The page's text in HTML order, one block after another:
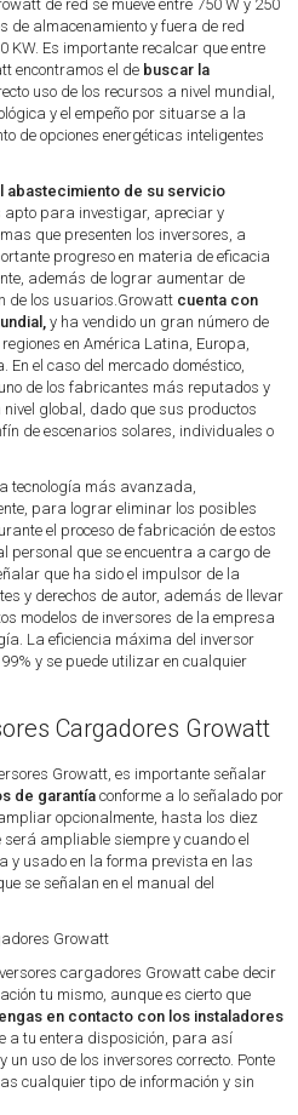
de red se mueve entre 750 W y 250
de almacenamiento y fuera de red
KW. Es importante recalcar que entre
encontramos el de buscar la
uso de los recursos a nivel mundial,
y el empeño por situarse a la
de opciones energéticas inteligentes
abastecimiento de su servicio
apto para investigar, apreciar y
que presenten los inversores, a
progreso en materia de eficacia
además de lograr aumentar de
de los usuarios.Growatt cuenta con
y ha vendido un gran número de
en América Latina, Europa,
el caso del mercado doméstico,
de los fabricantes más reputados y
global, dado que sus productos
de escenarios solares, individuales o
tecnología más avanzada,
para lograr eliminar los posibles
el proceso de fabricación de estos
personal que se encuentra a cargo de
que ha sido el impulsor de la
y derechos de autor, además de llevar
modelos de inversores de la empresa
La eficiencia máxima del inversor
y se puede utilizar en cualquier
Cargadores Growatt
Growatt, es importante señalar
de garantía conforme a lo señalado por
opcionalmente, hasta los diez
ampliable siempre y cuando el
y usado en la forma prevista en las
se señalan en el manual del
Growatt
cargadores Growatt cabe decir
tu mismo, aunque es cierto que
en contacto con los instaladores
a tu entera disposición, para así
uso de los inversores correcto. Ponte
cualquier tipo de información y sin